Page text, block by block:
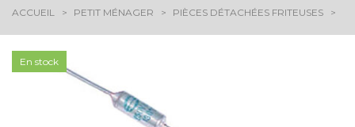
ACCUEIL PETIT MÉNAGER PIÈCES DÉTACHÉES FRITEUSES
En stock